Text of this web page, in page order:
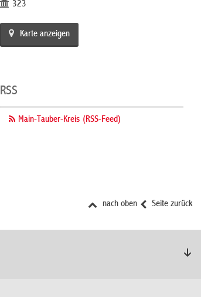
323
Karte anzeigen
RSS
Main-Tauber-Kreis (RSS-Feed)
Seite zurück
nach oben